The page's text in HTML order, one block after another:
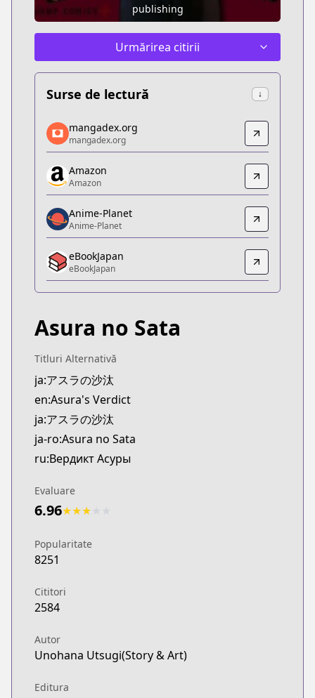
publishing
Urmărirea citirii
Surse de lectură ↓
mangadex.org
mangadex.org
https://mangadex.org/title/dd96061a-96ac-4549-
Amazon
Amazon
https://www.amazon.co.jp/dp/B0DFRPB4GK
Anime-Planet
Anime-Planet
https://www.anime-planet.com/manga/asuras-
eBookJapan
eBookJapan
Official Raw
https://shonenjumpplus.com/episode/
Kitsu
Kitsu
MangaUpdates
MangaUpdates
https://www.mangaupdates.com/
Book☆Walker
https://bookwalker.jp/series/511280/list
Official English
https://mangaplus.shueisha.co.jp/titles/100405
mangadex.org
mangadex.org
Amazon
Amazon
Anime-Planet
Anime-Planet
eBookJapan
eBookJapan
Asura no Sata
Titluri Alternativă
ja:アスラの沙汰
en:Asura's Verdict
ja:アスラの沙汰
ja-ro:Asura no Sata
ru:Вердикт Асуры
Evaluare
6.96★★★
Popularitate
8251
Cititori
2584
Autor
Unohana Utsugi(Story & Art)
Editura